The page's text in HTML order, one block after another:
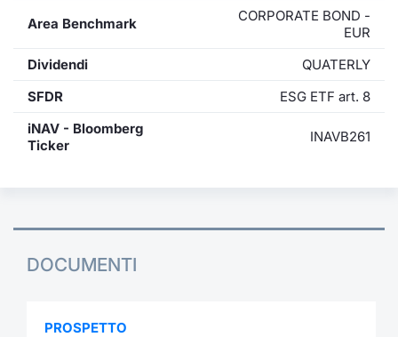
Area Benchmark
CORPORATE BOND -
EUR
Dividendi
QUATERLY
SFDR
ESG ETF art. 8
iNAV - Bloomberg
Ticker
INAVB261
DOCUMENTI
PROSPETTO